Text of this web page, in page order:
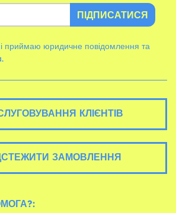
ПІДПИСАТИСЯ
приймаю юридичне повідомлення та
КЛІЄНТІВ
ЗАМОВЛЕННЯ